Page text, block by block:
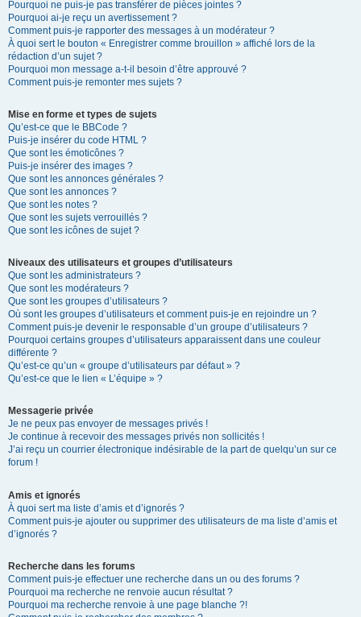
Pourquoi ne puis-je pas transférer de pièces jointes ?
Pourquoi ai-je reçu un avertissement ?
Comment puis-je rapporter des messages à un modérateur ?
À quoi sert le bouton « Enregistrer comme brouillon » affiché lors de la
rédaction d’un sujet ?
Pourquoi mon message a-t-il besoin d’être approuvé ?
Comment puis-je remonter mes sujets ?
Mise en forme et types de sujets
Qu’est-ce que le BBCode ?
Puis-je insérer du code HTML ?
Que sont les émoticônes ?
Puis-je insérer des images ?
Que sont les annonces générales ?
Que sont les annonces ?
Que sont les notes ?
Que sont les sujets verrouillés ?
Que sont les icônes de sujet ?
Niveaux des utilisateurs et groupes d’utilisateurs
Que sont les administrateurs ?
Que sont les modérateurs ?
Que sont les groupes d’utilisateurs ?
Où sont les groupes d’utilisateurs et comment puis-je en rejoindre un ?
Comment puis-je devenir le responsable d’un groupe d’utilisateurs ?
Pourquoi certains groupes d’utilisateurs apparaissent dans une couleur
différente ?
Qu’est-ce qu’un « groupe d’utilisateurs par défaut » ?
Qu’est-ce que le lien « L’équipe » ?
Messagerie privée
Je ne peux pas envoyer de messages privés !
Je continue à recevoir des messages privés non sollicités !
J’ai reçu un courrier électronique indésirable de la part de quelqu’un sur ce
forum !
Amis et ignorés
À quoi sert ma liste d’amis et d’ignorés ?
Comment puis-je ajouter ou supprimer des utilisateurs de ma liste d’amis et
d’ignorés ?
Recherche dans les forums
Comment puis-je effectuer une recherche dans un ou des forums ?
Pourquoi ma recherche ne renvoie aucun résultat ?
Pourquoi ma recherche renvoie à une page blanche ?!